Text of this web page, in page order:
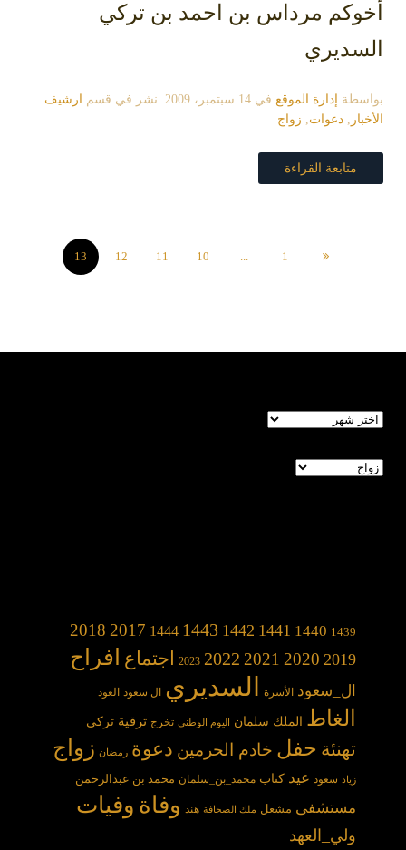
أخوكم مرداس بن احمد بن تركي
السديري
بواسطة إدارة الموقع في 14 سبتمبر، 2009 . نشر في قسم
ارشيف
الأخبار , دعوات, زواج
متابعة القراءة
1
...
10
11
12
13
الأرشيف
تصنيفات
1439
1440
1441
1442
1443
1444
2017
2018
2019
2020
2021
2022
2023 اجتماع افراح
ال_سعود الأسرة السديري ال سعود العود
الغاط الملك سلمان اليوم الوطني تخرج ترقية تركي
تهنئة حفل خادم الحرمين دعوة رمضان زواج
زياد سعود عيد كتاب محمد_بن_سلمان محمد بن عبدالرحمن
مستشفى مشعل ملك الصحافة هند وفاة وفيات
ولي_العهد